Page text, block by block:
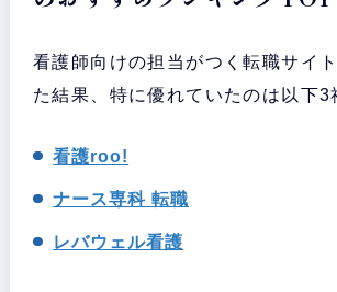
看護師向けの担当がつく転職サイ
た結果、特に優れていたのは以下3
看護roo!
ナース専科 転職
レバウェル看護